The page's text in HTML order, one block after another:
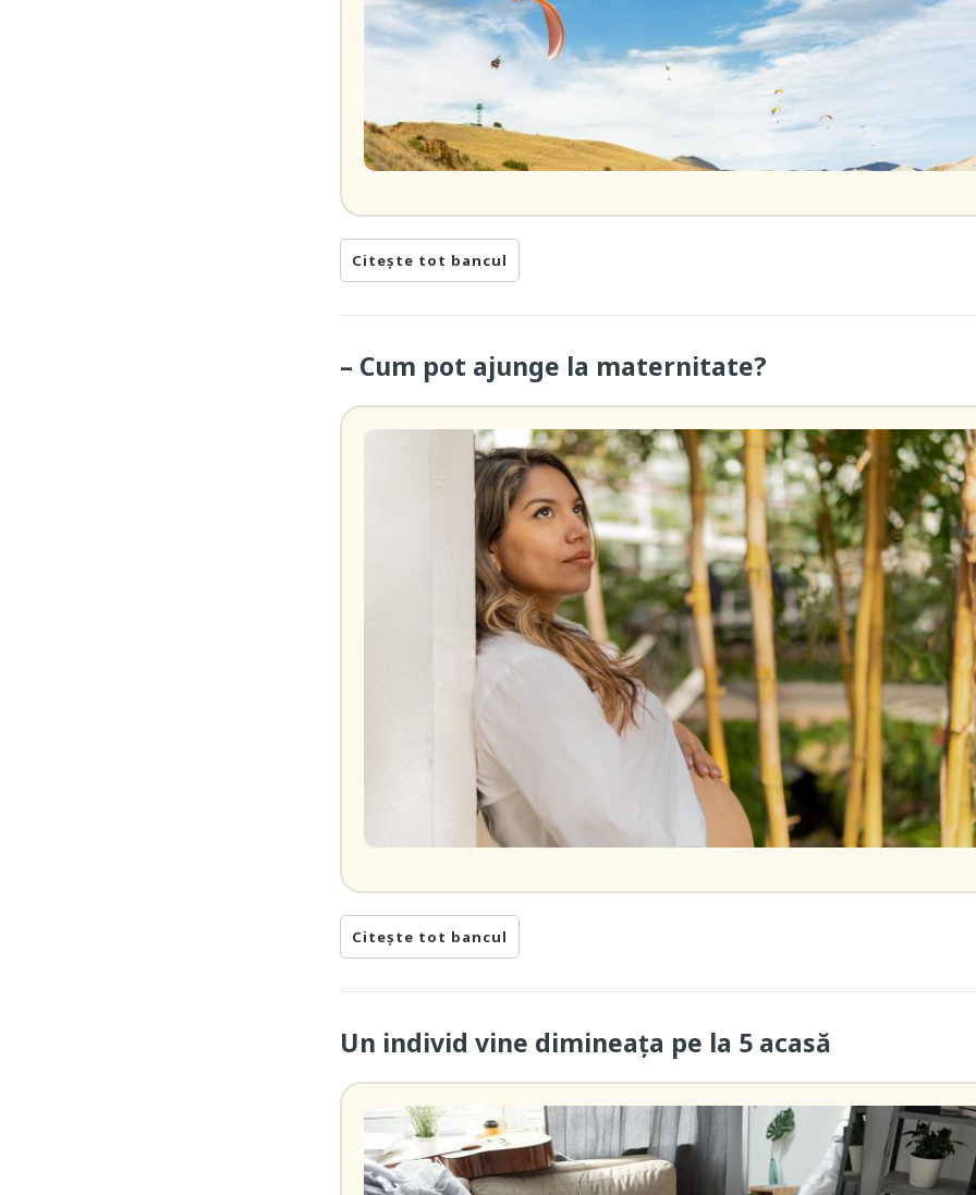
Citește tot bancul
– Cum pot ajunge la maternitate?
Citește tot bancul
Un individ vine dimineaţa pe la 5 acasă